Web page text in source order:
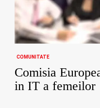
COMUNITATE
Comisia
in IT a femeilor